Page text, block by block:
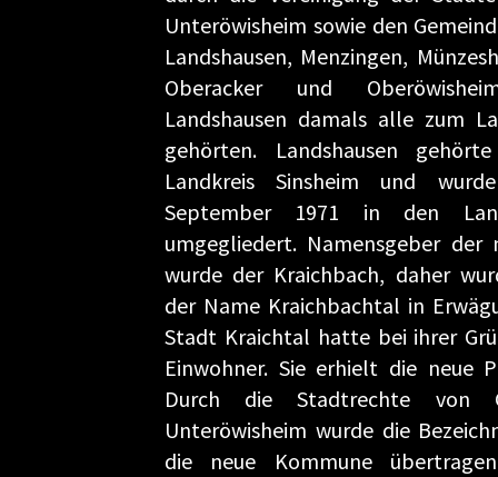
Unteröwisheim sowie den
Landshausen, Menzingen,
Oberacker und
Landshausen damals alle zum
gehörten. Landshausen
Landkreis Sinsheim und
September 1971 in den
umgegliedert. Namensgeber der
wurde der Kraichbach, daher
der Name Kraichbachtal in
Stadt Kraichtal hatte bei ihrer
Einwohner. Sie erhielt die neue
Durch die Stadtrechte von
Unteröwisheim wurde die
die neue Kommune